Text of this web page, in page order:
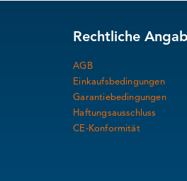
Rechtliche
AGB
Einkaufsbedingungen
Garantiebedingungen
Haftungsausschluss
CE-Konformität